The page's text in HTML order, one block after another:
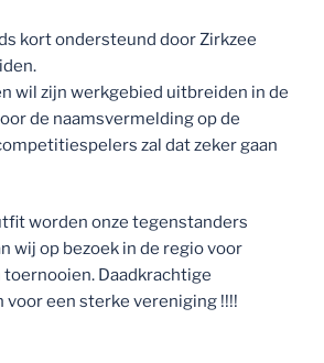
kort ondersteund door Zirkzee
wil zijn werkgebied uitbreiden in de
de naamsvermelding op de
zal dat zeker gaan
worden onze tegenstanders
wij op bezoek in de regio voor
Daadkrachtige
voor een sterke vereniging !!!!